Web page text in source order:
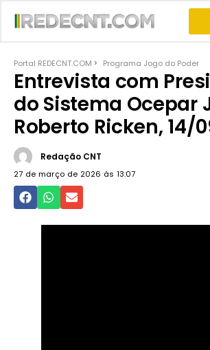
Portal REDECNT.COM Programa Jogo do Poder
Entrevista com
do Sistema Ocepar
Roberto Ricken, 14/
Redação CNT
27 de março de 2026 às 13:07